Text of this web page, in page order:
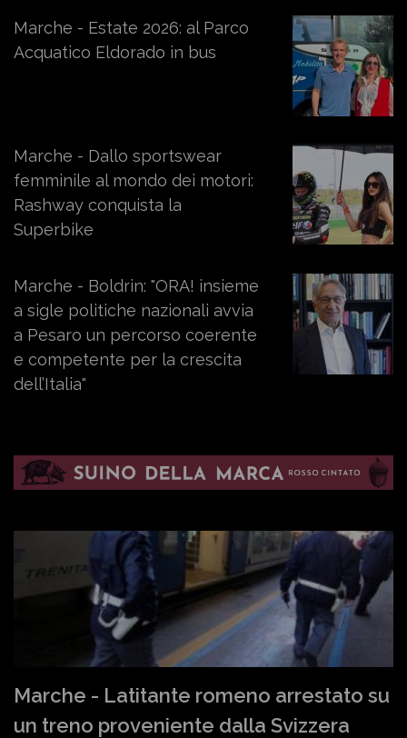
Marche - Estate 2026: al Parco
Acquatico Eldorado in bus
Marche - Dallo sportswear
femminile al mondo dei motori:
Rashway conquista la
Superbike
Marche - Boldrin: "ORA! insieme
a sigle politiche nazionali avvia
a Pesaro un percorso coerente
e competente per la crescita
dell’Italia"
Marche - Latitante romeno arrestato su
un treno proveniente dalla Svizzera